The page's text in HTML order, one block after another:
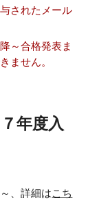
されたメール
～合格発表ま
ません。
年度入
、詳細はこち